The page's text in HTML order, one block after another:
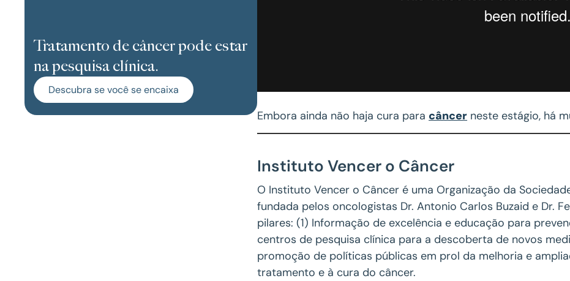
Tratamento de câncer pode estar
na pesquisa clínica.
Descubra se você se encaixa
Embora ainda não haja cura para câncer neste estágio, há
Instituto Vencer o Câncer
O Instituto Vencer o Câncer é uma Organização da
fundada pelos oncologistas Dr. Antonio Carlos Buzaid e Dr.
pilares: (1) Informação de excelência e educação para
centros de pesquisa clínica para a descoberta de novos
promoção de políticas públicas em prol da melhoria e
tratamento e à cura do câncer.